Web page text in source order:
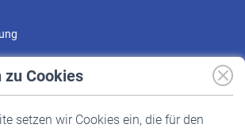
Cookies
setzen wir Cookies ein, die für den